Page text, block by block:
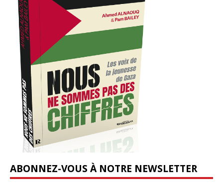
ABONNEZ-VOUS À NOTRE NEWSLETTER